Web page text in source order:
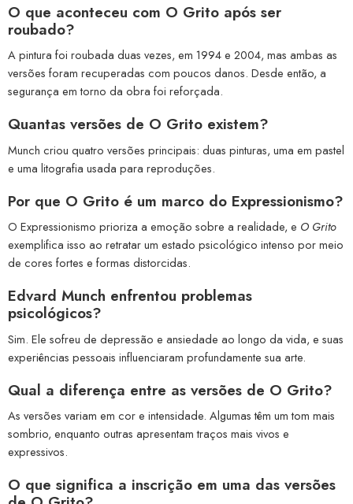
O que aconteceu com O Grito após ser
roubado?
A pintura foi roubada duas vezes, em 1994 e 2004, mas ambas as
versões foram recuperadas com poucos danos. Desde então, a
segurança em torno da obra foi reforçada.
Quantas versões de O Grito existem?
Munch criou quatro versões principais: duas pinturas, uma em pastel
e uma litografia usada para reproduções.
Por que O Grito é um marco do Expressionismo?
O Expressionismo prioriza a emoção sobre a realidade, e O Grito
exemplifica isso ao retratar um estado psicológico intenso por meio
de cores fortes e formas distorcidas.
Edvard Munch enfrentou problemas
psicológicos?
Sim. Ele sofreu de depressão e ansiedade ao longo da vida, e suas
experiências pessoais influenciaram profundamente sua arte.
Qual a diferença entre as versões de O Grito?
As versões variam em cor e intensidade. Algumas têm um tom mais
sombrio, enquanto outras apresentam traços mais vivos e
expressivos.
O que significa a inscrição em uma das versões